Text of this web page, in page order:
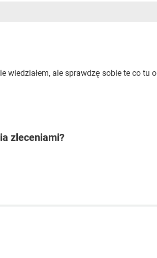
wiedziałem, ale sprawdzę sobie te co tu o
zleceniami?